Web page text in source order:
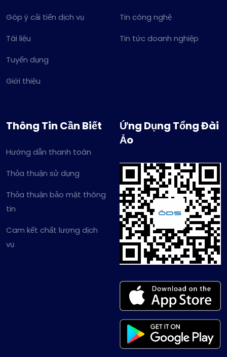
Góp ý cải tiến dịch vụ
Tài liệu
Tuyển dụng
Giới thiệu
Tin công nghệ
Tin tức doanh nghiệp
Thông Tin Cần Biết
Hướng dẫn thanh toán
Thỏa thuận sử dụng
Thỏa thuận bảo mật thông
tin
Cam kết chất lượng dịch
vụ
Ứng Dụng Tổng Đài
Ảo